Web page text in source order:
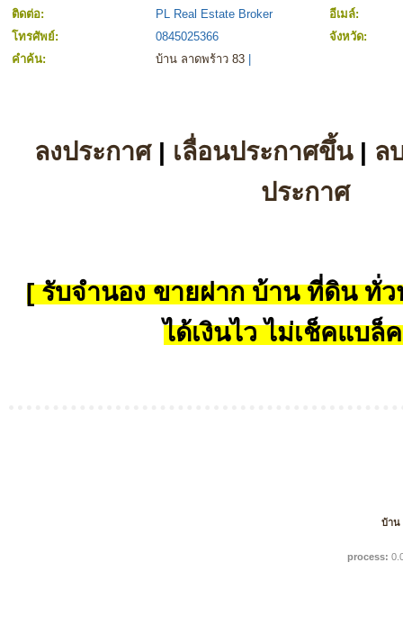
ติดต่อ:
PL Real Estate Broker
อีเมล์:
โทรศัพย์:
0845025366
จังหวัด:
คำค้น:
บ้าน ลาดพร้าว 83
ลงประกาศ| เลื่อนประกาศขึ้น| ล
ประกาศ
[ รับจำนอง ขายฝาก บ้าน ที่ดิน ทั่ว
ได้เงินไว ไม่เช็คแบล็
บ้าน
process: